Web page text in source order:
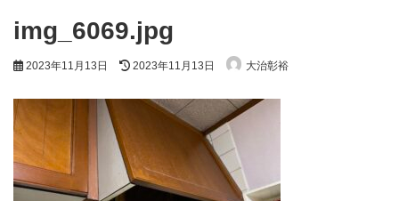
img_6069.jpg
2023年11月13日
最
2023年11月13日 大治彰裕